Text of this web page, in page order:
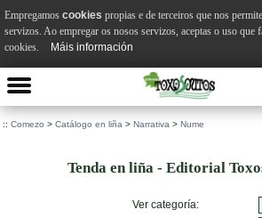
:: Comezo > Catálogo en liña > Narrativa > Nume
Tenda en liña - Editorial
Ver categoría:
Empregamos cookies propias e de terceiros que nos
servizos. Ao empregar os nosos servizos, aceptas o uso que
cookies.
Máis información